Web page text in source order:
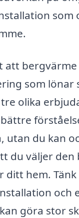
som
att bergvärme
som lönar
olika
utan du kan
du väljer den
ditt hem.
och
göra stor